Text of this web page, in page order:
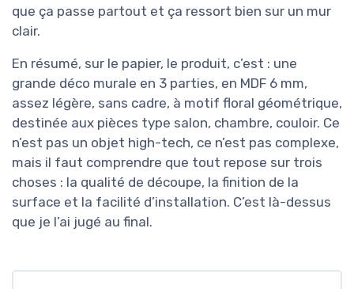
que ça passe partout et ça ressort bien sur un mur
clair.
En résumé, sur le papier, le produit, c’est : une
grande déco murale en 3 parties, en MDF 6 mm,
assez légère, sans cadre, à motif floral géométrique,
destinée aux pièces type salon, chambre, couloir. Ce
n’est pas un objet high-tech, ce n’est pas complexe,
mais il faut comprendre que tout repose sur trois
choses : la qualité de découpe, la finition de la
surface et la facilité d’installation. C’est là-dessus
que je l’ai jugé au final.